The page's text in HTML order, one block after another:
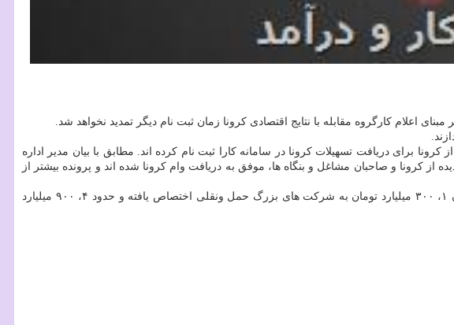
اعلام کارگروه مقابله با نتایج اقتصادی کرونا زمان ثبت نام دیگر تمدید نخواهد شد.
از ۲۵۰۰ نفر از شاغلان کسب و کارهای صدمه دیده از کرونا برای دریافت تسهیلات کرونا در سامانه کارا ثبت نام کرده اند. مطابق با بیان مدیر اداره
برای کسب وکارهای صدمه دیده از کرونا و صاحبان مشاغل و بنگاه ها، موفق به دریافت وام کرونا شده اند و پرونده بیشتر از
تاکنون میزان پرداخت تسهیلات حمایتی کرونا از جانب بانک ها به کسب و کارها، جمعاً ۶، ۲۰۰ میلیارد تومان بوده که از این میزان ۱، ۳۰۰ میلیارد تومان به شرکت های بزرگ حمل ونقلی اختصاص یافته و حدود ۴، ۹۰۰ میلیارد